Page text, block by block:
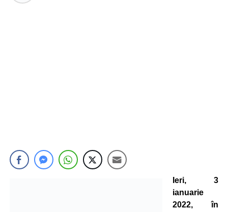
Ieri, 3
ianuarie
2022, în